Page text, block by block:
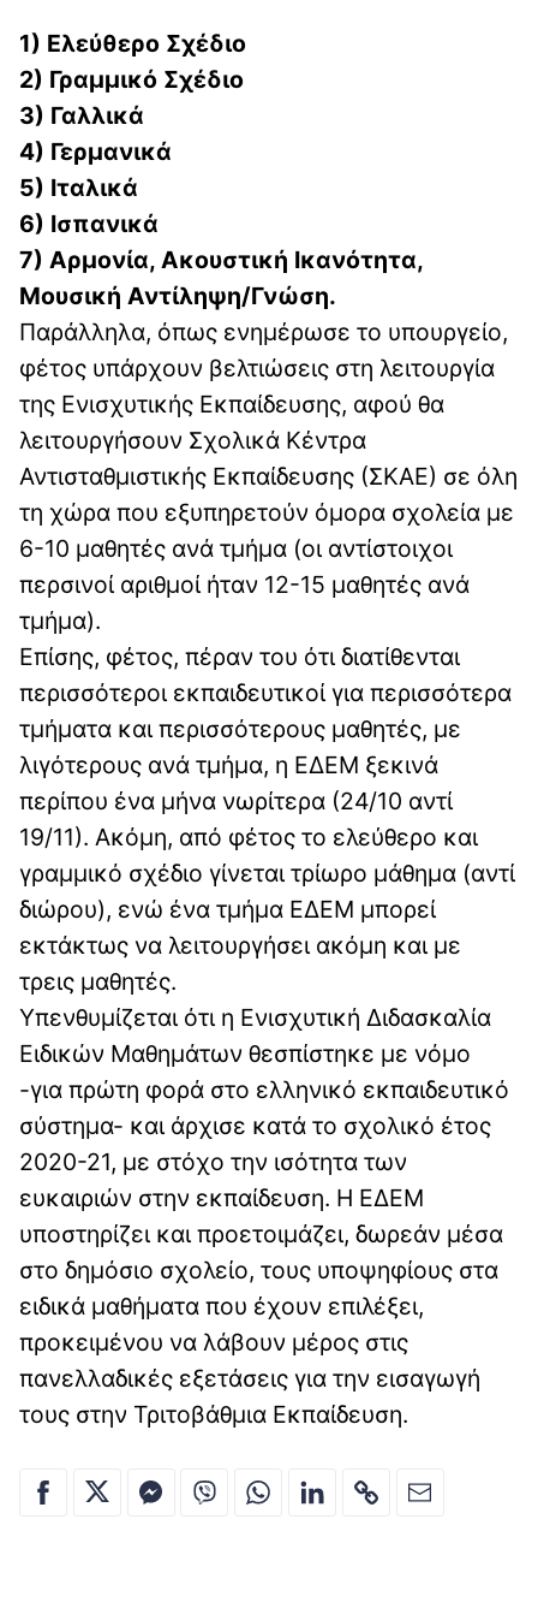
1) Ελεύθερο Σχέδιο
2) Γραμμικό Σχέδιο
3) Γαλλικά
4) Γερμανικά
5) Ιταλικά
6) Ισπανικά
7) Αρμονία, Ακουστική Ικανότητα,
Μουσική Αντίληψη/Γνώση.
Παράλληλα, όπως ενημέρωσε το υπουργείο,
φέτος υπάρχουν βελτιώσεις στη λειτουργία
της Ενισχυτικής Εκπαίδευσης, αφού θα
λειτουργήσουν Σχολικά Κέντρα
Αντισταθμιστικής Εκπαίδευσης (ΣΚΑΕ) σε όλη
τη χώρα που εξυπηρετούν όμορα σχολεία με
6-10 μαθητές ανά τμήμα (οι αντίστοιχοι
περσινοί αριθμοί ήταν 12-15 μαθητές ανά
τμήμα).
Επίσης, φέτος, πέραν του ότι διατίθενται
περισσότεροι εκπαιδευτικοί για περισσότερα
τμήματα και περισσότερους μαθητές, με
λιγότερους ανά τμήμα, η ΕΔΕΜ ξεκινά
περίπου ένα μήνα νωρίτερα (24/10 αντί
19/11). Ακόμη, από φέτος το ελεύθερο και
γραμμικό σχέδιο γίνεται τρίωρο μάθημα (αντί
διώρου), ενώ ένα τμήμα ΕΔΕΜ μπορεί
εκτάκτως να λειτουργήσει ακόμη και με
τρεις μαθητές.
Yπενθυμίζεται ότι η Ενισχυτική Διδασκαλία
Ειδικών Μαθημάτων θεσπίστηκε με νόμο
-για πρώτη φορά στο ελληνικό εκπαιδευτικό
σύστημα- και άρχισε κατά το σχολικό έτος
2020-21, με στόχο την ισότητα των
ευκαιριών στην εκπαίδευση. Η ΕΔΕΜ
υποστηρίζει και προετοιμάζει, δωρεάν μέσα
στο δημόσιο σχολείο, τους υποψηφίους στα
ειδικά μαθήματα που έχουν επιλέξει,
προκειμένου να λάβουν μέρος στις
πανελλαδικές εξετάσεις για την εισαγωγή
τους στην Τριτοβάθμια Εκπαίδευση.